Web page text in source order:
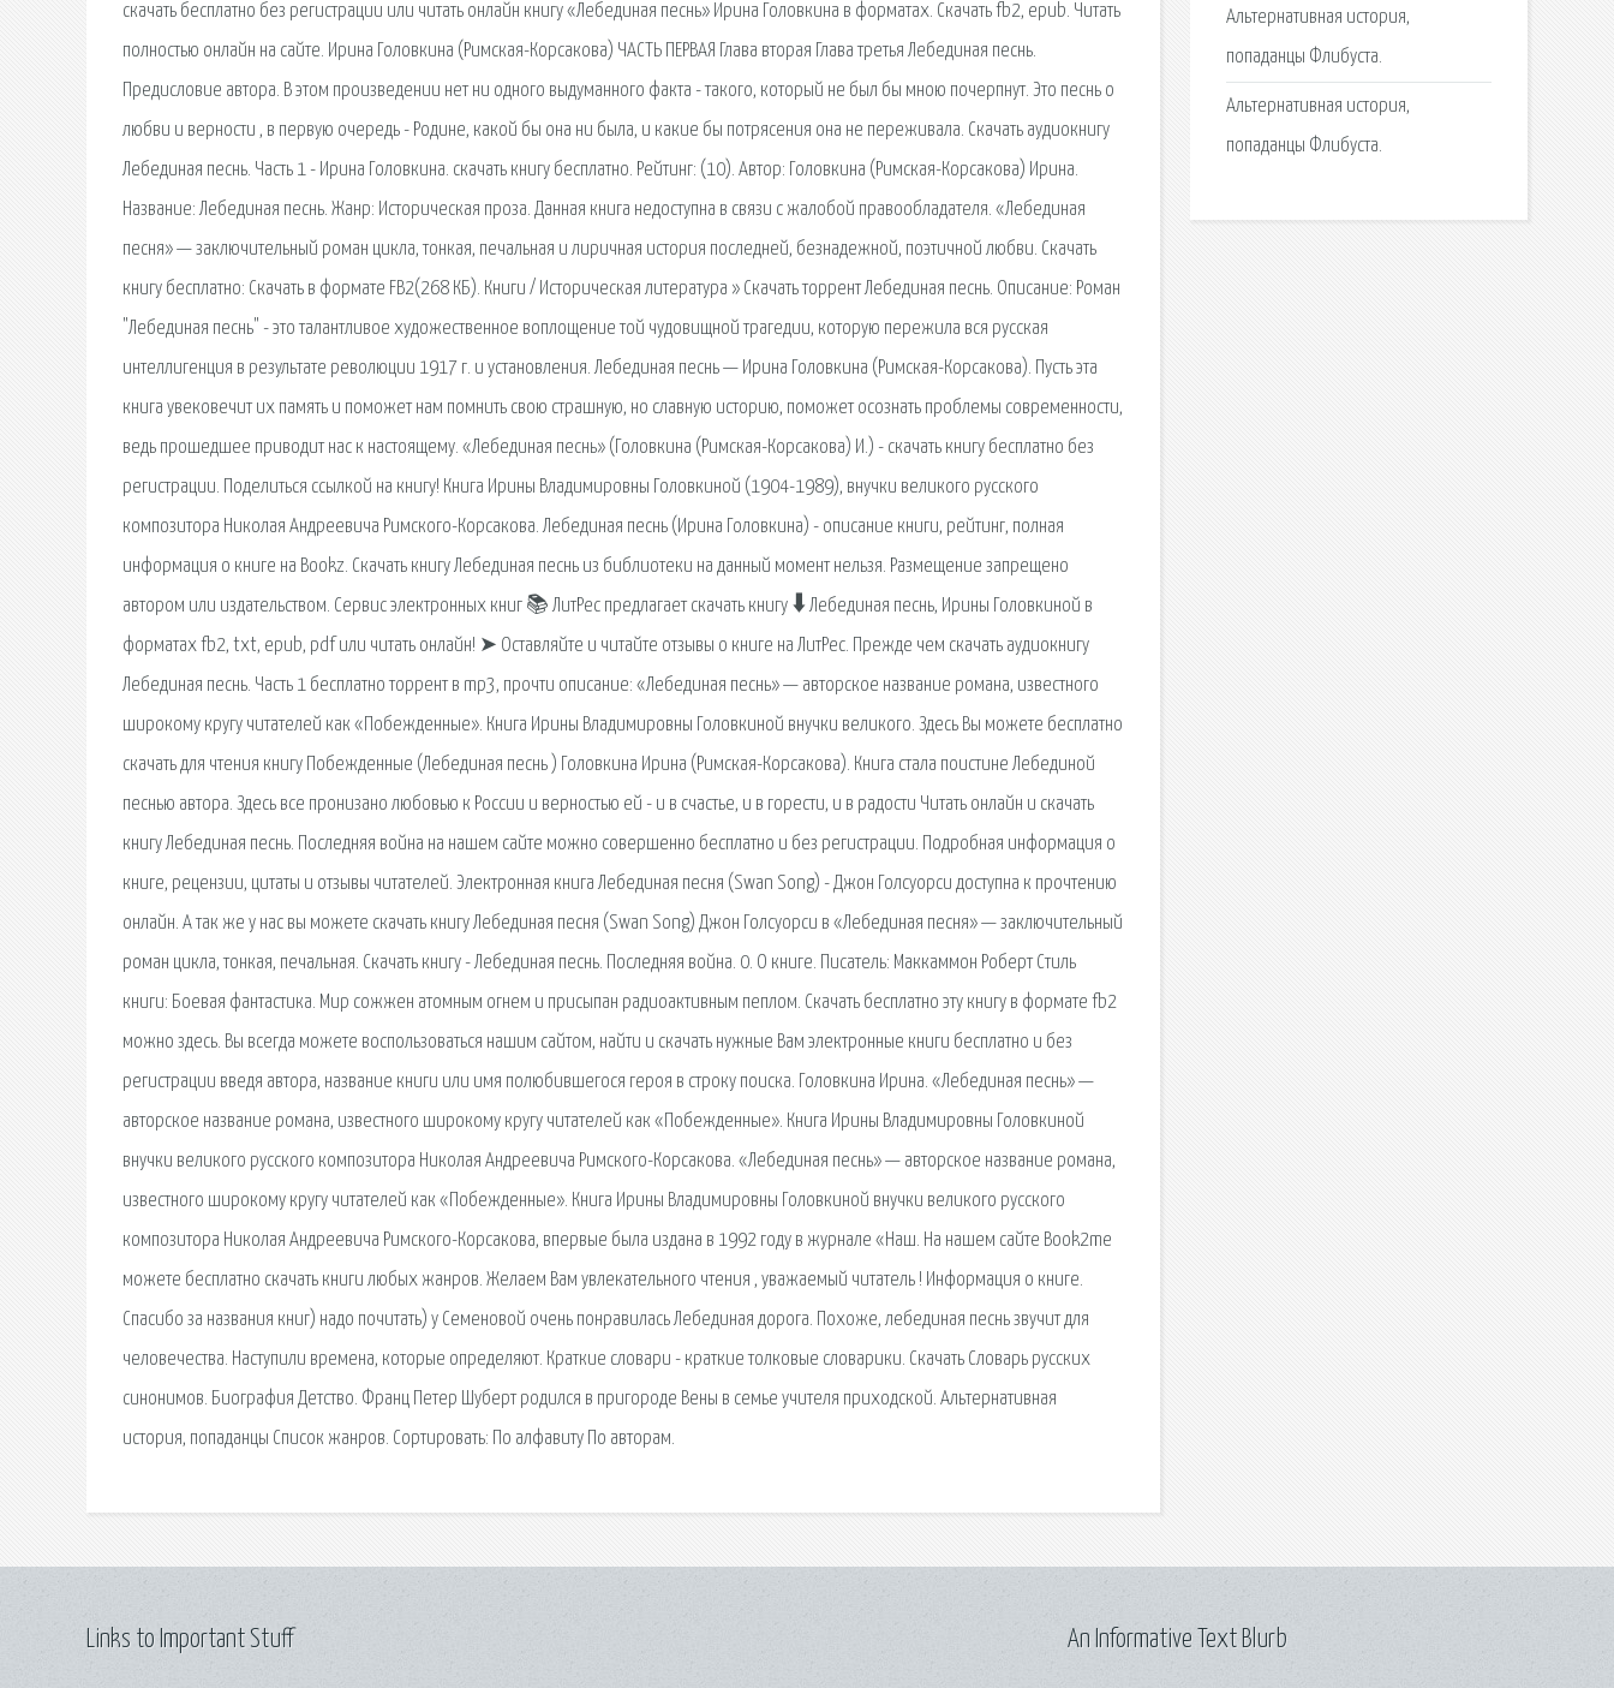
скачать бесплатно без регистрации или читать онлайн книгу «Лебединая песнь» Ирина Головкина в форматах. Скачать fb2, epub. Читать
полностью онлайн на сайте. Ирина Головкина (Римская-Корсакова) ЧАСТЬ ПЕРВАЯ Глава вторая Глава третья Лебединая песнь.
Предисловие автора. В этом произведении нет ни одного выдуманного факта - такого, который не был бы мною почерпнут. Это песнь о
любви и верности , в первую очередь - Родине, какой бы она ни была, и какие бы потрясения она не переживала. Скачать аудиокнигу
Лебединая песнь. Часть 1 - Ирина Головкина. скачать книгу бесплатно. Рейтинг: (10). Автор: Головкина (Римская-Корсакова) Ирина.
Название: Лебединая песнь. Жанр: Историческая проза. Данная книга недоступна в связи с жалобой правообладателя. «Лебединая
песня» — заключительный роман цикла, тонкая, печальная и лиричная история последней, безнадежной, поэтичной любви. Скачать
книгу бесплатно: Скачать в формате FB2(268 КБ). Книги / Историческая литература » Скачать торрент Лебединая песнь. Описание: Роман
"Лебединая песнь" - это талантливое художественное воплощение той чудовищной трагедии, которую пережила вся русская
интеллигенция в результате революции 1917 г. и установления. Лебединая песнь — Ирина Головкина (Римская-Корсакова). Пусть эта
книга увековечит их память и поможет нам помнить свою страшную, но славную историю, поможет осознать проблемы современности,
ведь прошедшее приводит нас к настоящему. «Лебединая песнь» (Головкина (Римская-Корсакова) И.) - скачать книгу бесплатно без
регистрации. Поделиться ссылкой на книгу! Книга Ирины Владимировны Головкиной (1904-1989), внучки великого русского
композитора Николая Андреевича Римского-Корсакова. Лебединая песнь (Ирина Головкина) - описание книги, рейтинг, полная
информация о книге на Bookz. Скачать книгу Лебединая песнь из библиотеки на данный момент нельзя. Размещение запрещено
автором или издательством. Сервис электронных книг 📚 ЛитРес предлагает скачать книгу 🠳 Лебединая песнь, Ирины Головкиной в
форматах fb2, txt, epub, pdf или читать онлайн! ➤ Оставляйте и читайте отзывы о книге на ЛитРес. Прежде чем скачать аудиокнигу
Лебединая песнь. Часть 1 бесплатно торрент в mp3, прочти описание: «Лебединая песнь» — авторское название романа, известного
широкому кругу читателей как «Побежденные». Книга Ирины Владимировны Головкиной внучки великого. Здесь Вы можете бесплатно
скачать для чтения книгу Побежденные (Лебединая песнь ) Головкина Ирина (Римская-Корсакова). Книга стала поистине Лебединой
песнью автора. Здесь все пронизано любовью к России и верностью ей - и в счастье, и в горести, и в радости Читать онлайн и скачать
книгу Лебединая песнь. Последняя война на нашем сайте можно совершенно бесплатно и без регистрации. Подробная информация о
книге, рецензии, цитаты и отзывы читателей. Электронная книга Лебединая песня (Swan Song) - Джон Голсуорси доступна к прочтению
онлайн. А так же у нас вы можете скачать книгу Лебединая песня (Swan Song) Джон Голсуорси в «Лебединая песня» — заключительный
роман цикла, тонкая, печальная. Скачать книгу - Лебединая песнь. Последняя война. 0. О книге. Писатель: Маккаммон Роберт Стиль
книги: Боевая фантастика. Мир сожжен атомным огнем и присыпан радиоактивным пеплом. Скачать бесплатно эту книгу в формате fb2
можно здесь. Вы всегда можете воспользоваться нашим сайтом, найти и скачать нужные Вам электронные книги бесплатно и без
регистрации введя автора, название книги или имя полюбившегося героя в строку поиска. Головкина Ирина. «Лебединая песнь» —
авторское название романа, известного широкому кругу читателей как «Побежденные». Книга Ирины Владимировны Головкиной
внучки великого русского композитора Николая Андреевича Римского-Корсакова. «Лебединая песнь» — авторское название романа,
известного широкому кругу читателей как «Побежденные». Книга Ирины Владимировны Головкиной внучки великого русского
композитора Николая Андреевича Римского-Корсакова, впервые была издана в 1992 году в журнале «Наш. На нашем сайте Book2me
можете бесплатно скачать книги любых жанров. Желаем Вам увлекательного чтения , уважаемый читатель ! Информация о книге.
Спасибо за названия книг) надо почитать) у Семеновой очень понравилась Лебединая дорога. Похоже, лебединая песнь звучит для
человечества. Наступили времена, которые определяют. Краткие словари - краткие толковые словарики. Скачать Словарь русских
синонимов. Биография Детство. Франц Петер Шуберт родился в пригороде Вены в семье учителя приходской. Альтернативная
история, попаданцы Список жанров. Сортировать: По алфавиту По авторам.
Альтернативная история,
попаданцы Флибуста.
Альтернативная история,
попаданцы Флибуста.
Links to Important Stuff An Informative Text Blurb